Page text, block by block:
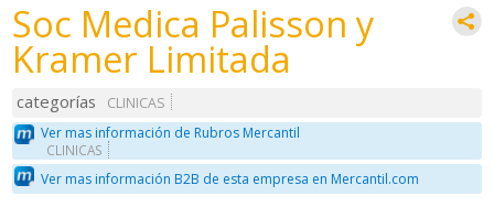
Soc Medica Palisson y
Kramer Limitada
categorías
CLINICAS
Ver mas información de Rubros Mercantil
CLINICAS
Ver mas información B2B de esta empresa en Mercantil.com